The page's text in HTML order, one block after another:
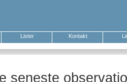
Lister Kontakt
seneste